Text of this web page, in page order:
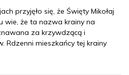
przyjęło się, że Święty Mikołaj
wie, że ta nazwa krainy na
za krzywdzącą i
Rdzenni mieszkańcy tej krainy